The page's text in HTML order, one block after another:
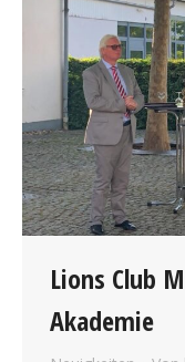
Lions Club
Akademie